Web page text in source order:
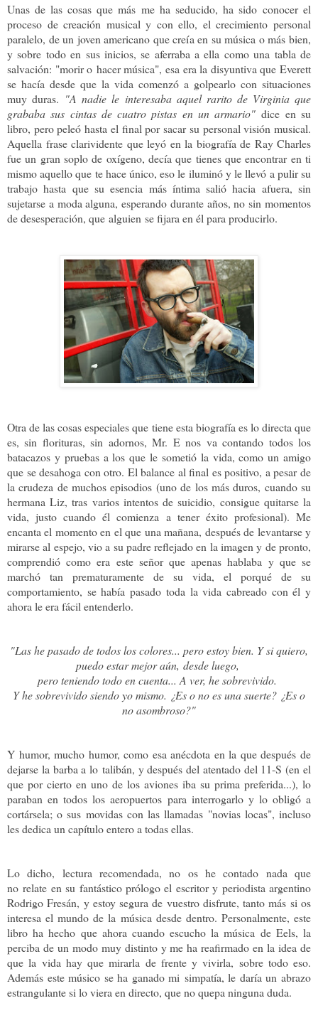
Unas de las cosas que más me ha seducido, ha sido conocer el
proceso de creación musical y con ello, el crecimiento personal
paralelo, de un joven americano que creía en su música o más bien,
y sobre todo en sus inicios, se aferraba a ella como una tabla de
salvación: "morir o hacer música", esa era la disyuntiva que Everett
se hacía desde que la vida comenzó a golpearlo con situaciones
muy duras. "A nadie le interesaba aquel rarito de Virginia que
grababa sus cintas de cuatro pistas en un armario"dice en su
libro, pero peleó hasta el final por sacar su personal visión musical.
Aquella frase clarividente que leyó en la biografía de Ray Charles
fue un gran soplo de oxígeno, decía que tienes que encontrar en ti
mismo aquello que te hace único, eso le iluminó y le llevó a pulir su
trabajo hasta que su esencia más íntima salió hacia afuera, sin
sujetarse a moda alguna, esperando durante años, no sin momentos
de desesperación, que alguien se fijara en él para producirlo.
Otra de las cosas especiales que tiene esta biografía es lo directa que
es, sin florituras, sin adornos, Mr. E nos va contando todos los
batacazos y pruebas a los que le sometió la vida, como un amigo
que se desahoga con otro. El balance al final es positivo, a pesar de
la crudeza de muchos episodios (uno de los más duros, cuando su
hermana Liz, tras varios intentos de suicidio, consigue quitarse la
vida, justo cuando él comienza a tener éxito profesional). Me
encanta el momento en el que una mañana, después de levantarse y
mirarse al espejo, vio a su padre reflejado en la imagen y de pronto,
comprendió como era este señor que apenas hablaba y que se
marchó tan prematuramente de su vida, el porqué de su
comportamiento, se había pasado toda la vida cabreado con él y
ahora le era fácil entenderlo.
"Las he pasado de todos los colores... pero estoy bien. Y si quiero,
puedo estar mejor aún, desde luego,
pero teniendo todo en cuenta... A ver, he sobrevivido.
Y he sobrevivido siendo yo mismo. ¿Es o no es una suerte? ¿Es o
no asombroso?"
Y humor, mucho humor, como esa anécdota en la que después de
dejarse la barba a lo talibán, y después del atentado del 11-S (en el
que por cierto en uno de los aviones iba su prima preferida...), lo
paraban en todos los aeropuertos para interrogarlo y lo obligó a
cortársela; o sus movidas con las llamadas "novias locas", incluso
les dedica un capítulo entero a todas ellas.
Lo dicho, lectura recomendada, no os he contado nada que
no relate en su fantástico prólogo el escritor y periodista argentino
Rodrigo Fresán, y estoy segura de vuestro disfrute, tanto más si os
interesa el mundo de la música desde dentro. Personalmente, este
libro ha hecho que ahora cuando escucho la música de Eels, la
perciba de un modo muy distinto y me ha reafirmado en la idea de
que la vida hay que mirarla de frente y vivirla, sobre todo eso.
Además este músico se ha ganado mi simpatía, le daría un abrazo
estrangulante si lo viera en directo, que no quepa ninguna duda.